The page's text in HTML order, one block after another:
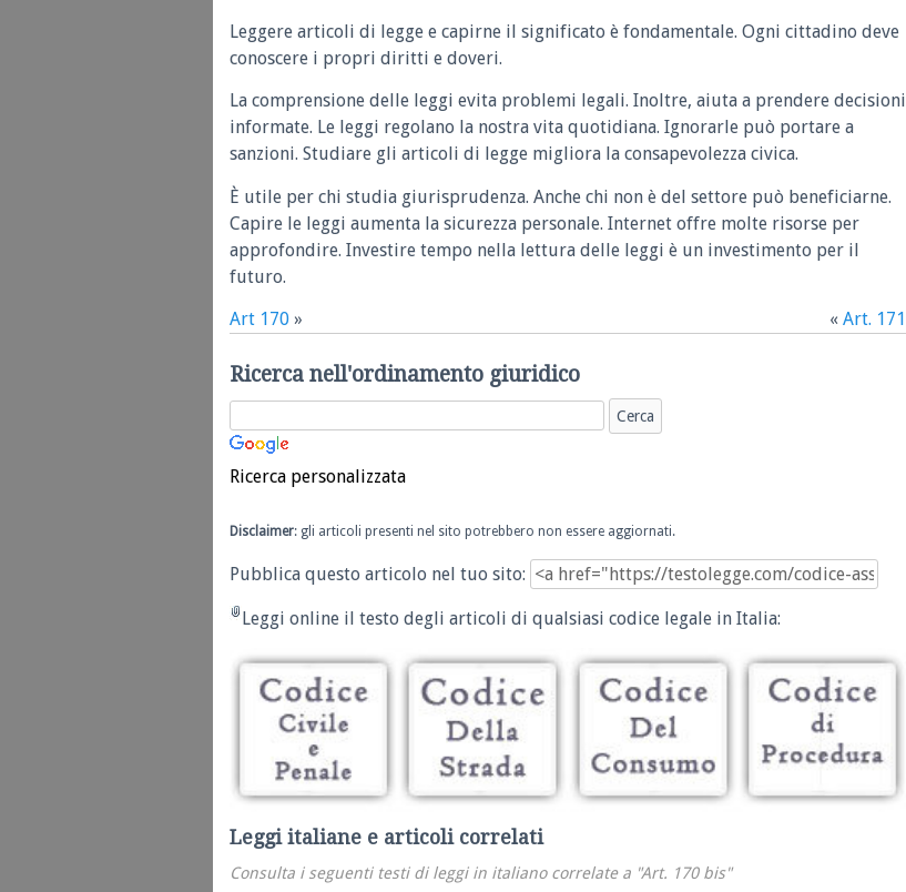
Leggere articoli di legge e capirne il significato è fondamentale. Ogni cittadino deve
conoscere i propri diritti e doveri.
La comprensione delle leggi evita problemi legali. Inoltre, aiuta a prendere decisioni
informate. Le leggi regolano la nostra vita quotidiana. Ignorarle può portare a
sanzioni. Studiare gli articoli di legge migliora la consapevolezza civica.
È utile per chi studia giurisprudenza. Anche chi non è del settore può beneficiarne.
Capire le leggi aumenta la sicurezza personale. Internet offre molte risorse per
approfondire. Investire tempo nella lettura delle leggi è un investimento per il
futuro.
Art 170 » « Art. 171
Ricerca nell'ordinamento giuridico
Ricerca personalizzata
Disclaimer: gli articoli presenti nel sito potrebbero non essere aggiornati.
Pubblica questo articolo nel tuo sito:
Leggi online il testo degli articoli di qualsiasi codice legale in Italia:
Leggi italiane e articoli correlati
Consulta i seguenti testi di leggi in italiano correlate a "Art. 170 bis"